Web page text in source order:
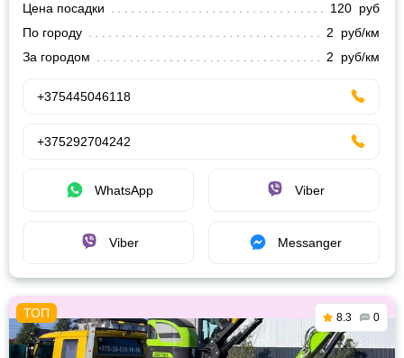
Цена посадки
120 руб
По городу
2 руб/км
За городом
2 руб/км
+375445046118
+375292704242
WhatsApp Viber
Viber Messanger
8.3 0